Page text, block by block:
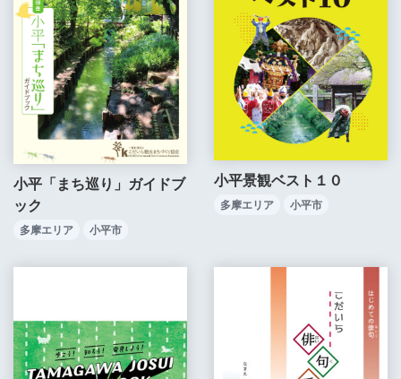
小平「まち巡り」ガイドブ
ック
多摩エリア 小平市
小平景観ベスト１０
多摩エリア 小平市